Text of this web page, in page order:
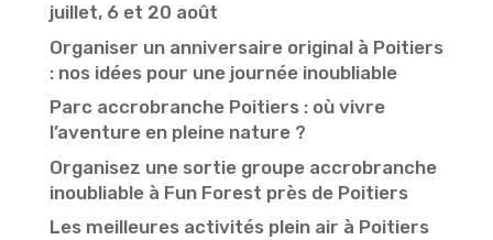
juillet, 6 et 20 août
Organiser un anniversaire original à Poitiers
: nos idées pour une journée inoubliable
Parc accrobranche Poitiers : où vivre
l’aventure en pleine nature ?
Organisez une sortie groupe accrobranche
inoubliable à Fun Forest près de Poitiers
Les meilleures activités plein air à Poitiers